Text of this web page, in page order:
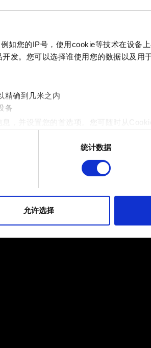
如您的IP号，使用cookie等技术在设备
发。您可以选择谁使用您的数据以及用
精确到几米之内
备
，并设置您的首选项。您可随时从
一部分是非强制性的，可以为我们提供
现您，提供一些您可能会感兴趣的东西
的所有详细信息，并调整您对 Cookie
统计数据
允许选择